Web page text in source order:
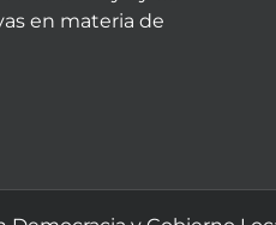
en materia de